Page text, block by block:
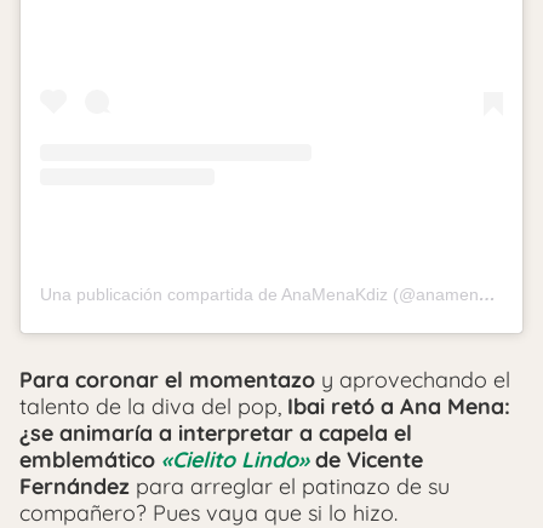
Una publicación compartida de AnaMenaKdiz (@anamenakdiz)
Para coronar el momentazo y aprovechando el
talento de la diva del pop, Ibai retó a Ana Mena:
¿se animaría a interpretar a capela el
emblemático «Cielito Lindo»de Vicente
Fernández para arreglar el patinazo de su
compañero? Pues vaya que si lo hizo.